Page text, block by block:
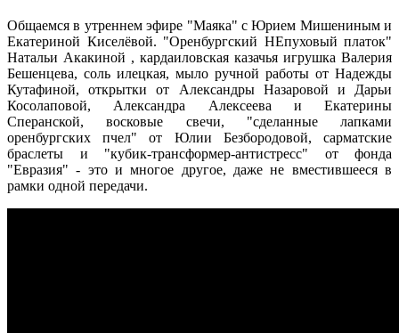
Общаемся в утреннем эфире "Маяка" с Юрием Мишениным и
Екатериной Киселёвой. "Оренбургский НЕпуховый платок"
Натальи Акакиной , кардаиловская казачья игрушка Валерия
Бешенцева, соль илецкая, мыло ручной работы от Надежды
Кутафиной, открытки от Александры Назаровой и Дарьи
Косолаповой, Александра Алексеева и Екатерины
Сперанской, восковые свечи, "сделанные лапками
оренбургских пчел" от Юлии Безбородовой, сарматские
браслеты и "кубик-трансформер-антистресс" от фонда
"Евразия" - это и многое другое, даже не вместившееся в
рамки одной передачи.